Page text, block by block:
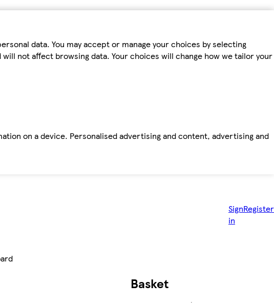
data. You may accept or manage your choices by selecting
not affect browsing data. Your choices will change how we tailor your
on a device. Personalised advertising and content, advertising and
Sign
in
Register
Basket